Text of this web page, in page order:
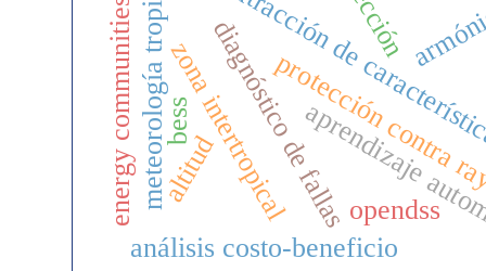
extracción de
diagnóstico de fallas
análisis costo-beneficio
zona intertropicalprotección
meteorología tropical aprendizaje
opendss
bess
energy communities altitud